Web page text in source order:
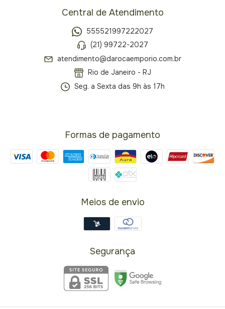
Central de Atendimento
555521997222027
(21) 99722-2027
atendimento@darocaemporio.com.br
Rio de Janeiro - RJ
Seg. a Sexta das 9h às 17h
Formas de pagamento
Meios de envio
Segurança